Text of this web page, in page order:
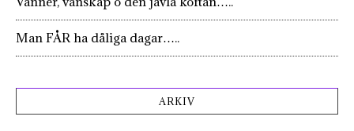
Man FÅR ha dåliga dagar…..
ARKIV